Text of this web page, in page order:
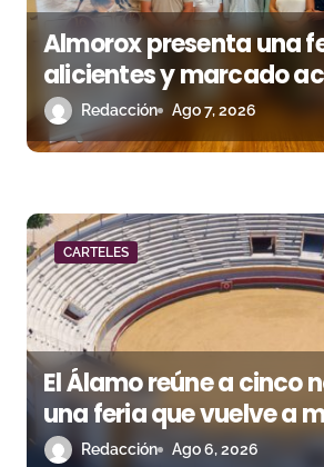
Almorox presenta una
alicientes y marcado
toristaRedacción Ago 7, 2026
CARTELES
El Álamo reúne a cinco
una feria que vuelve a
futuroRedacción Ago 6, 2026